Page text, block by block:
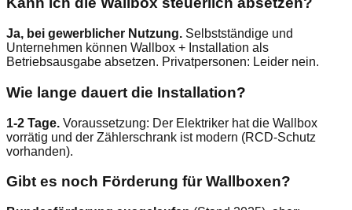
Ja, bei gewerblicher Nutzung. Selbstständige und
Unternehmen können Wallbox + Installation als
Betriebsausgabe absetzen. Privatpersonen: Leider nein.
Wie lange dauert die Installation?
1-2 Tage. Voraussetzung: Der Elektriker hat die Wallbox
vorrätig und der Zählerschrank ist modern (RCD-Schutz
vorhanden).
Gibt es noch Förderung für Wallboxen?